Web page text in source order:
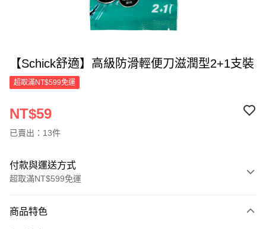
【Schick舒適】高級防滑輕便刀滋潤型2+1支裝
超取滿NT$599免運
NT$59
已賣出：13件
付款與運送方式
超取滿NT$599免運
信用卡一次付款
商品特色